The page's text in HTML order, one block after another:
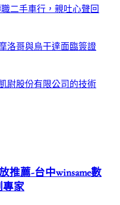
二手車行，親吐心聲回
洛哥與烏干達面臨簽證
尉股份有限公司的技術
推薦-台中winsame數
專家